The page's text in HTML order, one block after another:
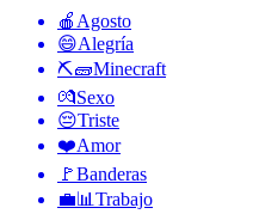
🍎 Agosto
😄Alegría
⛏🧱Minecraft
💏Sexo
😔Triste
❤️Amor
🚩Banderas
💼📊 Trabajo